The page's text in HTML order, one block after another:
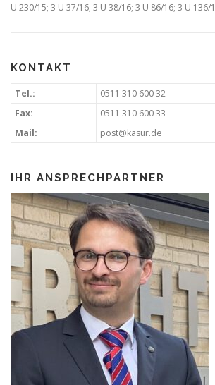
U 230/15; 3 U 37/16; 3 U 38/16; 3 U 86/16; 3 U 136/
KONTAKT
Tel.:
0511 310 600 32
Fax:
0511 310 600 33
Mail:
post@kasur.de
IHR ANSPRECHPARTNER